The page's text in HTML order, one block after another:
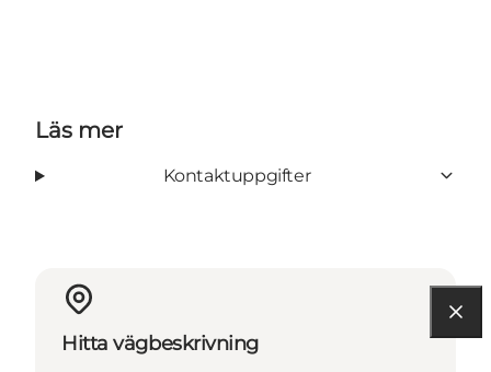
Läs mer
Kontaktuppgifter
Hitta vägbeskrivning